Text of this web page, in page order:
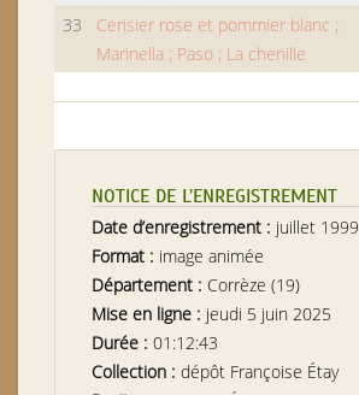
33
Cerisier rose et pommier blanc ;
Marinella ; Paso ; La chenille
NOTICE DE L’ENREGISTREMENT
Date d’enregistrement : juillet 1999
Format : image animée
Département : Corrèze (19)
Mise en ligne : jeudi 5 juin 2025
Durée : 01:12:43
Collection : dépôt Françoise Étay